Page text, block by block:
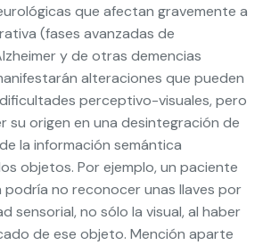
que afectan gravemente a
(fases avanzadas de
y de otras demencias
alteraciones que pueden
perceptivo-visuales, pero
su origen en una desintegración de
la información semántica
objetos. Por ejemplo, un paciente
no reconocer unas llaves por
sensorial, no sólo la visual, al haber
de ese objeto. Mención aparte